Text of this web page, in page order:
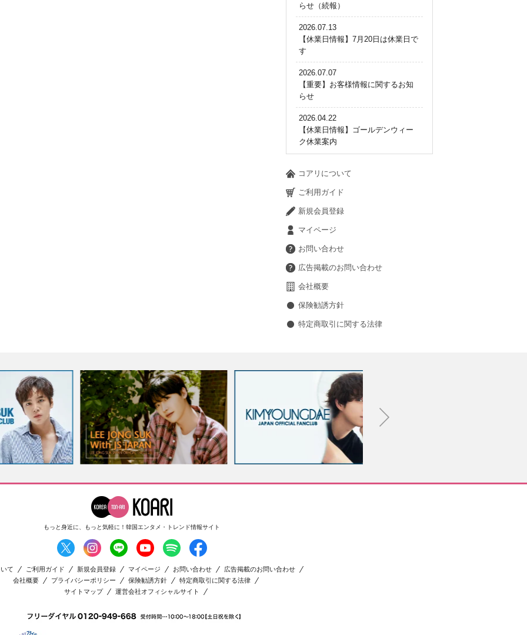
らせ（続報）
2026.07.13
【休業日情報】7月20日は休業日で
す
2026.07.07
【重要】お客様情報に関するお知
らせ
2026.04.22
【休業日情報】ゴールデンウィー
ク休業案内
コアリについて
ご利用ガイド
新規会員登録
マイページ
お問い合わせ
広告掲載のお問い合わせ
会社概要
保険勧誘方針
特定商取引に関する法律
もっと身近に、もっと気軽に！ 韓国エンタメ・トレンド情報サイト
て ご利用ガイド 新規会員登録 マイページ お問い合わせ
広告掲載のお問い合わせ
会社概要
プライバシーポリシー 保険勧誘方針
特定商取引に関する法律
サイトマップ
運営会社オフィシャルサイト